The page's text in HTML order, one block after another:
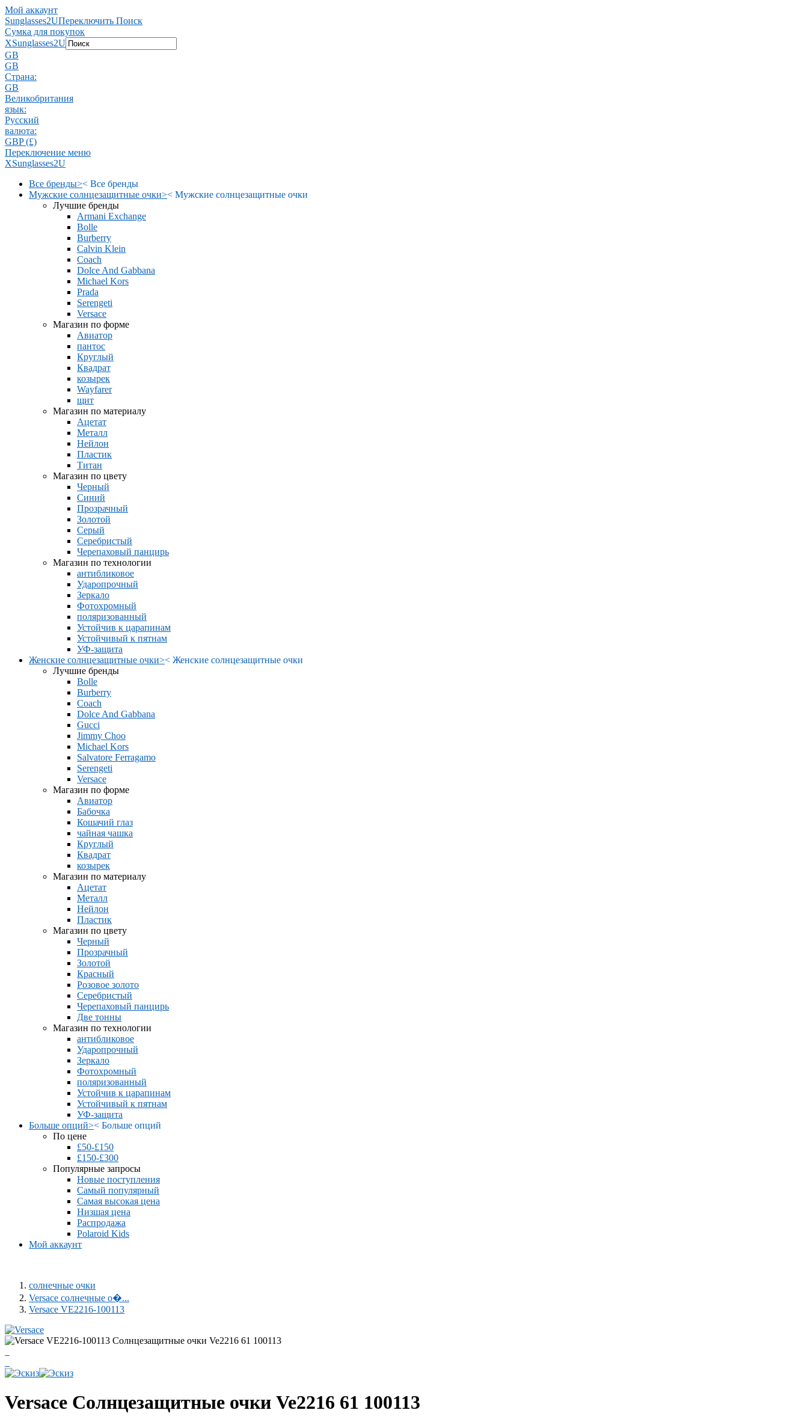
Мой аккаунт
Sunglasses2UПереключить Поиск
Сумка для покупок
XSunglasses2U
GB
GB
Страна:
GB
Великобритания
язык:
Pусский
валюта:
GBP (£)
Переключение меню
XSunglasses2U
Все бренды>< Все бренды
Мужские солнцезащитные очки>< Мужские солнцезащитные очки
Лучшие бренды
Armani Exchange
Bolle
Burberry
Calvin Klein
Coach
Dolce And Gabbana
Michael Kors
Prada
Serengeti
Versace
Магазин по форме
Авиатор
пантос
Круглый
Квадрат
козырек
Wayfarer
щит
Магазин по материалу
Ацетат
Металл
Нейлон
Пластик
Титан
Магазин по цвету
Черный
Синий
Прозрачный
Золотой
Серый
Серебристый
Черепаховый панцирь
Магазин по технологии
антибликовое
Ударопрочный
Зеркало
Фотохромный
поляризованный
Устойчив к царапинам
Устойчивый к пятнам
УФ-защита
Женские солнцезащитные очки>< Женские солнцезащитные очки
Лучшие бренды
Bolle
Burberry
Coach
Dolce And Gabbana
Gucci
Jimmy Choo
Michael Kors
Salvatore Ferragamo
Serengeti
Versace
Магазин по форме
Авиатор
Бабочка
Кошачий глаз
чайная чашка
Круглый
Квадрат
козырек
Магазин по материалу
Ацетат
Металл
Нейлон
Пластик
Магазин по цвету
Черный
Прозрачный
Золотой
Красный
Розовое золото
Серебристый
Черепаховый панцирь
Две тонны
Магазин по технологии
антибликовое
Ударопрочный
Зеркало
Фотохромный
поляризованный
Устойчив к царапинам
Устойчивый к пятнам
УФ-защита
Больше опций>< Больше опций
По цене
£50-£150
£150-£300
Популярные запросы
Новые поступления
Самый популярный
Самая высокая цена
Низшая цена
Распродажа
Polaroid Kids
Мой аккаунт
солнечные очки
Versace солнечные о�...
Versace VE2216-100113
Versace Солнцезащитные очки Ve2216 61 100113